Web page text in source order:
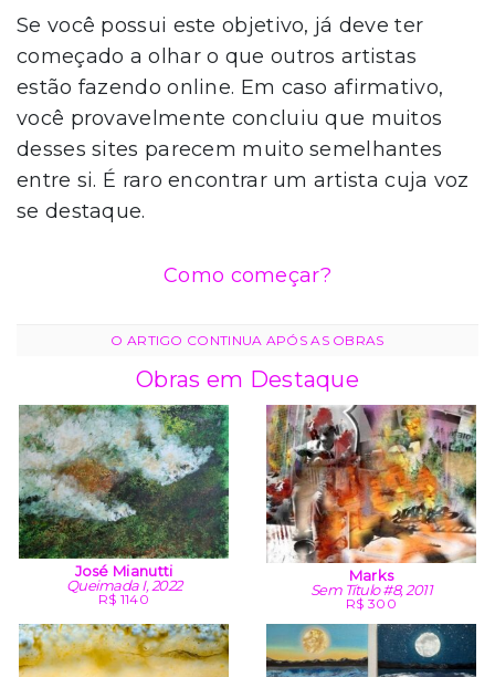
Se você possui este objetivo, já deve ter
começado a olhar o que outros artistas
estão fazendo online. Em caso afirmativo,
você provavelmente concluiu que muitos
desses sites parecem muito semelhantes
entre si. É raro encontrar um artista cuja voz
se destaque.
Como começar?
Obras em Destaque
José Mianutti
Queimada I, 2022
R$ 1140
Marks
Sem Título #8, 2011
R$ 300